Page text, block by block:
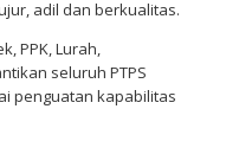
adil dan berkualitas.
PPK, Lurah,
seluruh PTPS
penguatan kapabilitas